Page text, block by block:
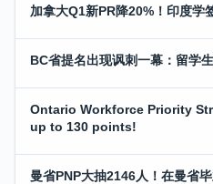
加拿大Q1新PR降20%！印度学
BC省提名出现讽刺一幕：留学
Ontario Workforce Priority
up to 130 points!
曼省PNP大抽2146人！在曼省